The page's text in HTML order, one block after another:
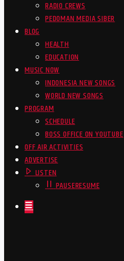
RADIO CREWS
PEDOMAN MEDIA SIBER
BLOG
HEALTH
EDUCATION
MUSIC NOW
INDONESIA NEW SONGS
WORLD NEW SONGS
PROGRAM
SCHEDULE
BOSS OFFICE ON YOUTUBE
OFF AIR ACTIVITIES
ADVERTISE
LISTEN
PAUSERESUME